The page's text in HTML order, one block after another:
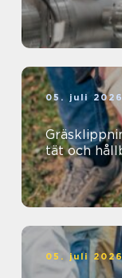
05. juli 2026
Gräsklippning
tät och
05. juli